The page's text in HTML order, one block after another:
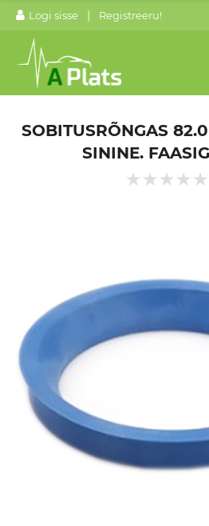
Logi sisse | Registreeru!
SOBITUSRÕNGAS
SININE.